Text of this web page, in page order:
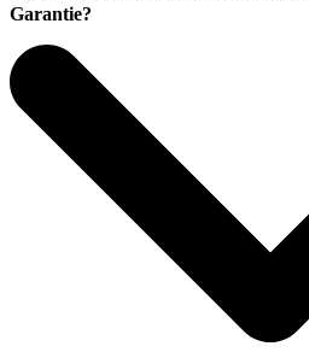
Garantie?